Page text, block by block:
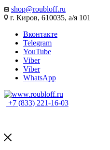
shop@roubloff.ru
г. Киров, 610035, а/я 101
Вконтакте
Telegram
YouTube
Viber
Viber
WhatsApp
+7 (833) 221-16-03